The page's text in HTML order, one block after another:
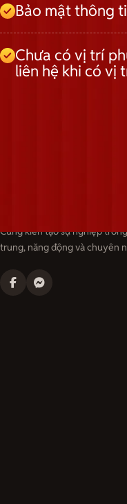
Bảo mật thông
Chưa có vị trí
liên hệ khi có vị
Cùng kiến tạo sự nghiệp
trung, năng động và chuyên